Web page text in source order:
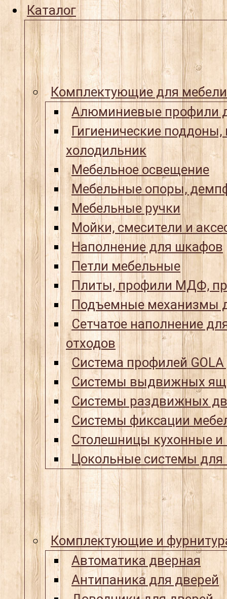
Каталог
Комплектующие для мебели
Алюминиевые профили
Гигиенические
холодильник
Мебельное освещение
Мебельные опоры,
Мебельные ручки
Мойки, смесители и
Наполнение для шкафов
Петли мебельные
Плиты, профили МДФ,
Подъемные механизмы
Сетчатое наполнение
отходов
Система профилей
Системы выдвижных
Системы раздвижных
Системы фиксации
Столешницы кухонные
Цокольные системы для
Комплектующие и
Автоматика дверная
Антипаника для дверей